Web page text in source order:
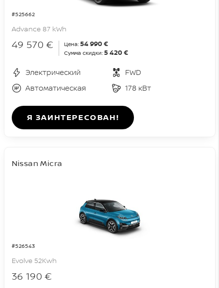
#525662
Advance 87 kWh
49 570 € Цена: 54 990 €
Сумма скидки: 5 420 €
Электрический
FWD
Автоматическая
178 кВт
Я ЗАИНТЕРЕСОВАН!
#526543
Nissan Micra
Evolve 52Kwh
36 190 €